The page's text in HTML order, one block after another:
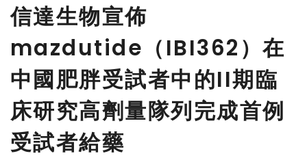
信達生物宣佈
mazdutide（IBI362）在
中國肥胖受試者中的II期臨
床研究高劑量隊列完成首例
受試者給藥